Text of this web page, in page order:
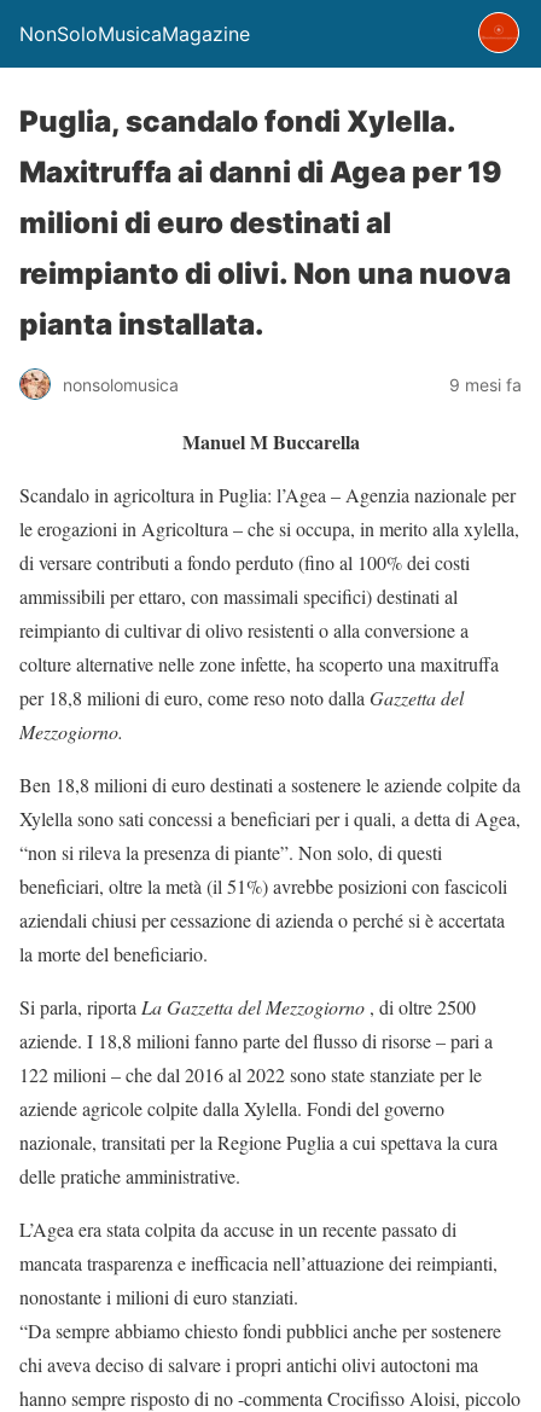
NonSoloMusicaMagazine
Puglia, scandalo fondi Xylella.
Maxitruffa ai danni di Agea per 19
milioni di euro destinati al
reimpianto di olivi. Non una nuova
pianta installata.
nonsolomusica 9 mesi fa
Manuel M Buccarella
Scandalo in agricoltura in Puglia: l’Agea – Agenzia nazionale per
le erogazioni in Agricoltura – che si occupa, in merito alla xylella,
di versare contributi a fondo perduto (fino al 100% dei costi
ammissibili per ettaro, con massimali specifici) destinati al
reimpianto di cultivar di olivo resistenti o alla conversione a
colture alternative nelle zone infette, ha scoperto una maxitruffa
per 18,8 milioni di euro, come reso noto dalla Gazzetta del
Mezzogiorno.
Ben 18,8 milioni di euro destinati a sostenere le aziende colpite da
Xylella sono sati concessi a beneficiari per i quali, a detta di Agea,
“non si rileva la presenza di piante”. Non solo, di questi
beneficiari, oltre la metà (il 51%) avrebbe posizioni con fascicoli
aziendali chiusi per cessazione di azienda o perché si è accertata
la morte del beneficiario.
Si parla, riporta La Gazzetta del Mezzogiorno , di oltre 2500
aziende. I 18,8 milioni fanno parte del flusso di risorse – pari a
122 milioni – che dal 2016 al 2022 sono state stanziate per le
aziende agricole colpite dalla Xylella. Fondi del governo
nazionale, transitati per la Regione Puglia a cui spettava la cura
delle pratiche amministrative.
L’Agea era stata colpita da accuse in un recente passato di
mancata trasparenza e inefficacia nell’attuazione dei reimpianti,
nonostante i milioni di euro stanziati.
“Da sempre abbiamo chiesto fondi pubblici anche per sostenere
chi aveva deciso di salvare i propri antichi olivi autoctoni ma
hanno sempre risposto di no -commenta Crocifisso Aloisi, piccolo